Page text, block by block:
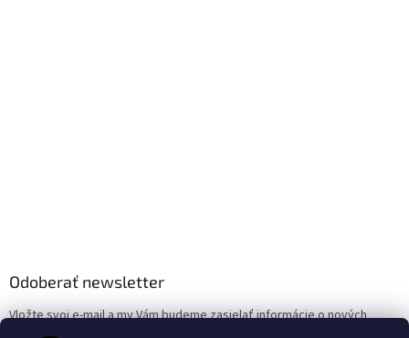
Odoberať newsletter
Vložte svoj e-mail a my Vám budeme zasielať informácie o nových
produktoch na našom e-shope.